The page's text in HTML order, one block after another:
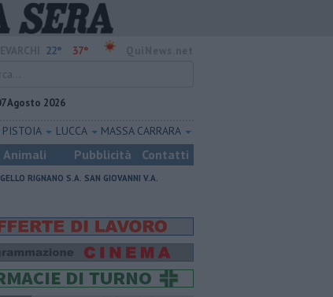
22° 37°
Agosto 2026
PISTOIA LUCCA MASSA CARRARA
Animali Pubblicità Contatti
RIGNANO S.A. SAN GIOVANNI V.A.